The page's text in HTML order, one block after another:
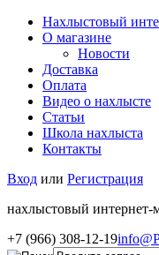
Нахлыстовый
О магазине
Новости
Доставка
Оплата
Видео о нахлысте
Статьи
Школа нахлыста
Контакты
Вход или Регистрация
нахлыстовый интернет-
+7 (966) 308-12-19